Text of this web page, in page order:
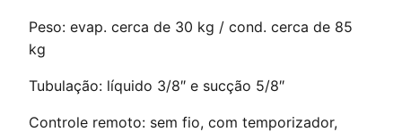
Peso: evap. cerca de 30 kg / cond. cerca de 85
kg
Tubulação: líquido 3/8″ e sucção 5/8″
Controle remoto: sem fio, com temporizador,